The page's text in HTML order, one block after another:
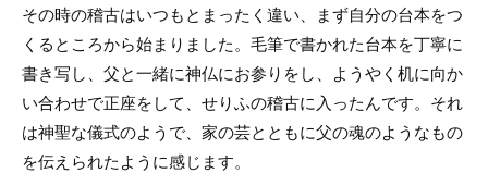
その時の稽古はいつもとまったく違い、まず自分の台本をつ
くるところから始まりました。毛筆で書かれた台本を丁寧に
書き写し、父と一緒に神仏にお参りをし、ようやく机に向か
い合わせで正座をして、せりふの稽古に入ったんです。それ
は神聖な儀式のようで、家の芸とともに父の魂のようなもの
を伝えられたように感じます。